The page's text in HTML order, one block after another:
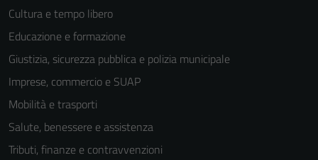
Cultura e tempo libero
Educazione e formazione
Giustizia, sicurezza pubblica e polizia municipale
Imprese, commercio e SUAP
Mobilità e trasporti
Salute, benessere e assistenza
Tributi, finanze e contravvenzioni